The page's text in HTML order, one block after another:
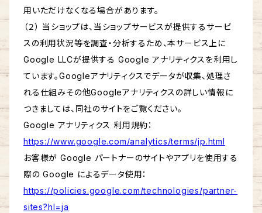
用いただけなくなる場合があります。
（２） 当ショップは、当ショップサービスが提供するサービ
スの利用状況等を調査・分析するため、本サービス上に
Google LLCが提供する Google アナリティクスを利用し
ています。Googleアナリティクスでデータが収集、処理さ
れる仕組みその他Googleアナリティクスの詳しい情報に
つきましては、同社のサイトをご覧ください。
Google アナリティクス 利用規約：
https://www.google.com/analytics/terms/jp.html
お客様が Google パートナーのサイトやアプリを使用する
際の Google によるデータ使用：
https://policies.google.com/technologies/partner-
sites?hl=ja